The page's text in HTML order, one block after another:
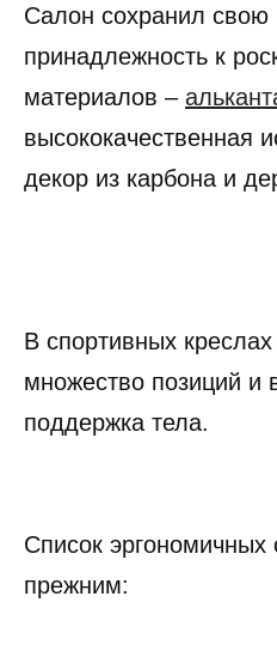
Салон сохранил
принадлежность к
материалов –
высококачественная
декор из карбона и
В спортивных
множество позиций и
поддержка тела.
Список эргономичных
прежним: